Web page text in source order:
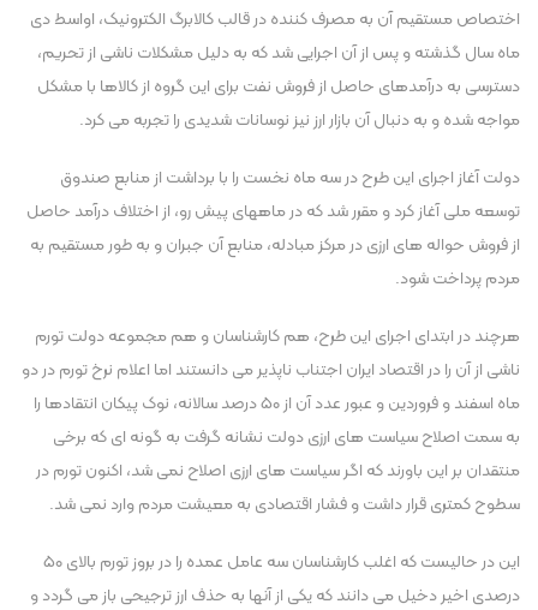
اختصاص مستقیم آن به مصرف کننده در قالب کالابرگ الکترونیک، اواسط دی
ماه سال گذشته و پس از آن اجرایی شد که به دلیل مشکلات ناشی از تحریم،
دسترسی به درآمدهای حاصل از فروش نفت برای این گروه از کالاها با مشکل
مواجه شده و به دنبال آن بازار ارز نیز نوسانات شدیدی را تجربه می کرد.
دولت آغاز اجرای این طرح در سه ماه نخست را با برداشت از منابع صندوق
توسعه ملی آغاز کرد و مقرر شد که در ماههای پیش رو، از اختلاف درآمد حاصل
از فروش حواله های ارزی در مرکز مبادله، منابع آن جبران و به طور مستقیم به
مردم پرداخت شود.
هرچند در ابتدای اجرای این طرح، هم کارشناسان و هم مجموعه دولت تورم
ناشی از آن را در اقتصاد ایران اجتناب ناپذیر می دانستند اما اعلام نرخ تورم در دو
ماه اسفند و فروردین و عبور عدد آن از ۵۰ درصد سالانه، نوک پیکان انتقادها را
به سمت اصلاح سیاست های ارزی دولت نشانه گرفت به گونه ای که برخی
منتقدان بر این باورند که اگر سیاست های ارزی اصلاح نمی شد، اکنون تورم در
سطوح کمتری قرار داشت و فشار اقتصادی به معیشت مردم وارد نمی شد.
این در حالیست که اغلب کارشناسان سه عامل عمده را در بروز تورم بالای ۵۰
درصدی اخیر دخیل می دانند که یکی از آنها به حذف ارز ترجیحی باز می گردد و